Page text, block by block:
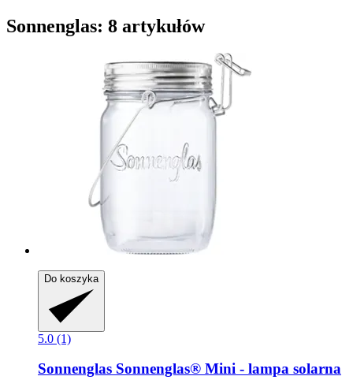
Sonnenglas: 8 artykułów
Do koszyka
5.0 (1)
Sonnenglas Sonnenglas® Mini -​ lampa solarna